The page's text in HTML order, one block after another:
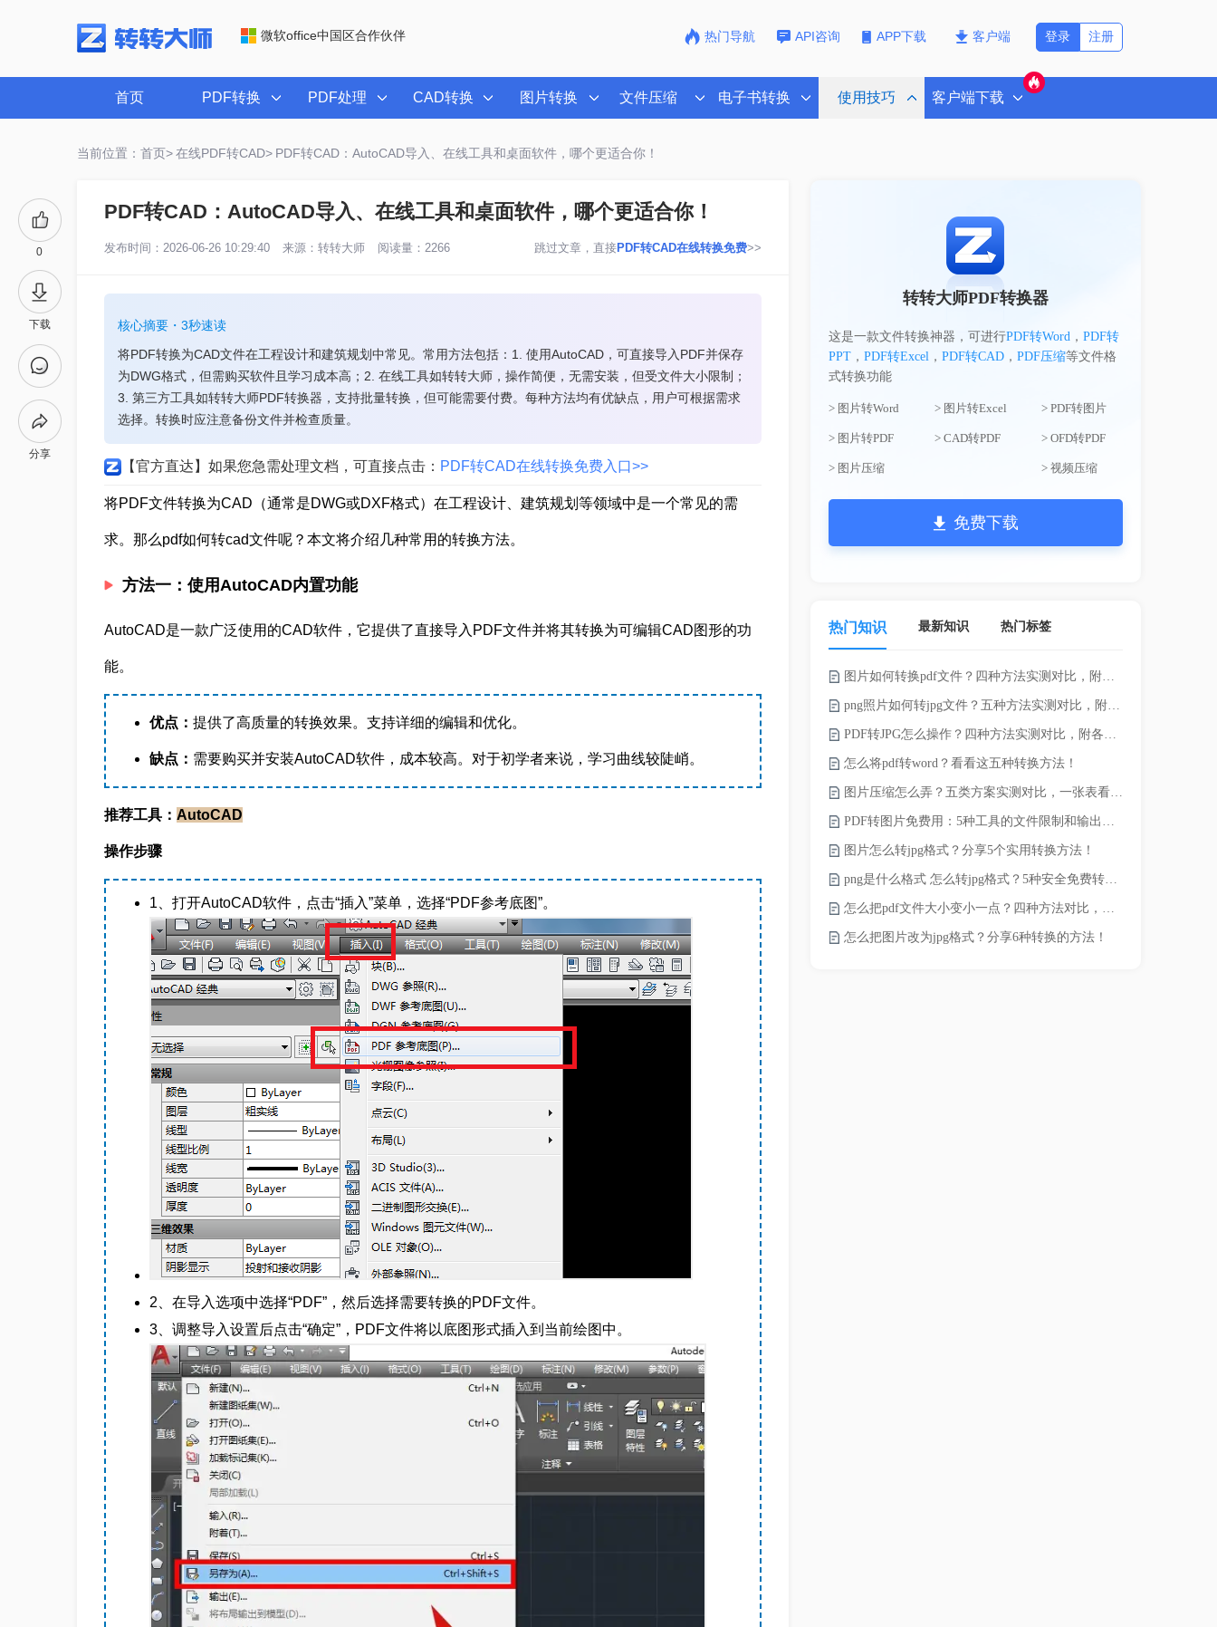
微软office中国区合作伙伴 热门导航 API咨询 APP下载 客户端 注册
登录
首页 PDF转换 PDF处理 CAD转换 图片转换 文件压缩 电子书转换 使用技巧 客户端下载
当前位置：首页> 在线PDF转CAD> PDF转CAD：AutoCAD导入、在线工具和桌面软件，哪个更适合你！
0
下载
分享
PDF转CAD：AutoCAD导入、在线工具和桌面软件，哪个更适合你！
发布时间：2026-06-26 10:29:40 来源： 转转大师 阅读量：2266 跳过文章，直接PDF转CAD在线转换免费>>
核心摘要・3秒速读
将PDF转换为CAD文件在工程设计和建筑规划中常见。常用方法包括：1. 使用AutoCAD，可直接导入PDF并保存
为DWG格式，但需购买软件且学习成本高；2. 在线工具如转转大师，操作简便，无需安装，但受文件大小限制；
3. 第三方工具如转转大师PDF转换器，支持批量转换，但可能需要付费。每种方法均有优缺点，用户可根据需求
选择。转换时应注意备份文件并检查质量。
【官方直达】如果您急需处理文档，可直接点击： PDF转CAD在线转换免费入口>>
将PDF文件转换为CAD（通常是DWG或DXF格式）在工程设计、建筑规划等领域中是一个常见的需
求。那么pdf如何转cad文件呢？本文将介绍几种常用的转换方法。
方法一：使用AutoCAD内置功能
AutoCAD是一款广泛使用的CAD软件，它提供了直接导入PDF文件并将其转换为可编辑CAD图形的功
能。
优点： 提供了高质量的转换效果。支持详细的编辑和优化。
缺点： 需要购买并安装AutoCAD软件，成本较高。对于初学者来说，学习曲线较陡峭。
推荐工具： AutoCAD
操作步骤
1、打开AutoCAD软件，点击“插入”菜单，选择“PDF参考底图”。
2、在导入选项中选择“PDF”，然后选择需要转换的PDF文件。
3、调整导入设置后点击“确定”，PDF文件将以底图形式插入到当前绘图中。
转转大师PDF转换器
这是一款文件转换神器，可进行PDF转Word， PDF转
PPT， PDF转Excel， PDF转CAD， PDF压缩等文件格
式转换功能
> 图片转Word > 图片转Excel > PDF转图片
> 图片转PDF > CAD转PDF > OFD转PDF
> 图片压缩 > 视频压缩
免费下载
热门知识 最新知识 热门标签
图片如何转换pdf文件？四种方法实测对比，附各场景最优选！
png照片如何转jpg文件？五种方法实测对比，附各场景最优选!！
PDF转JPG怎么操作？四种方法实测对比，附各场景最优选！
怎么将pdf转word？看看这五种转换方法！
图片压缩怎么弄？五类方案实测对比，一张表看懂怎么选！
PDF转图片免费用：5种工具的文件限制和输出质量对比！
图片怎么转jpg格式？分享5个实用转换方法！
png是什么格式 怎么转jpg格式？5种安全免费转换方法全解析！
怎么把pdf文件大小变小一点？四种方法对比，一看就懂！
怎么把图片改为jpg格式？分享6种转换的方法！